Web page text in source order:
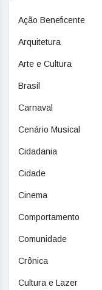
Ação Beneficente
Arquitetura
Arte e Cultura
Brasil
Carnaval
Cenário Musical
Cidadania
Cidade
Cinema
Comportamento
Comunidade
Crônica
Cultura e Lazer